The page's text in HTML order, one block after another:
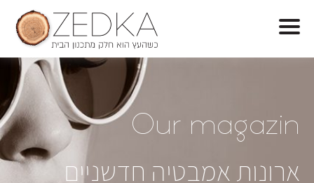
Our magazin
ארונות אמבטיה חדשניים